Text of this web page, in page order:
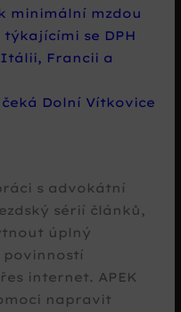
minimální mzdou
týkajícími se DPH
Francii a
Dolní Vítkovice
s advokátní
sérií článků,
úplný
povinností
internet. APEK
napravit